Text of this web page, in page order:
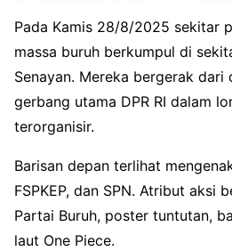
Pada Kamis 28/8/2025 sekitar
massa buruh berkumpul di
Senayan. Mereka bergerak dari
gerbang utama DPR RI dalam
terorganisir.
Barisan depan terlihat
FSPKEP, dan SPN. Atribut aksi
Partai Buruh, poster tuntutan,
laut One Piece.